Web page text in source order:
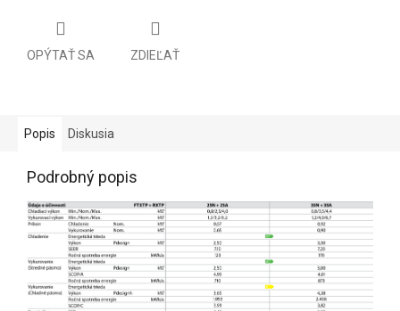
OPÝTAŤ SA ZDIEĽAŤ
Popis Diskusia
Podrobný popis